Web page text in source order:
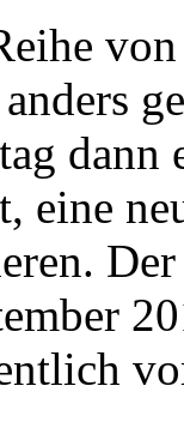
dann
eine